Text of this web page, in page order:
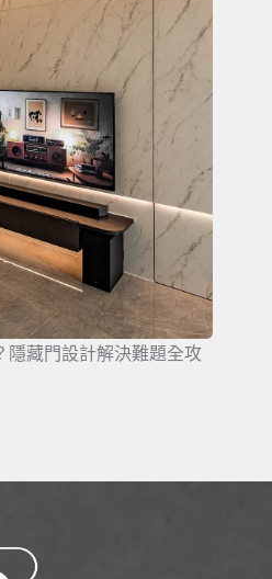
隱藏門設計解決難題全攻